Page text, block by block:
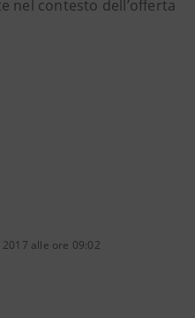
nel contesto dell’offerta
alle ore 09:02